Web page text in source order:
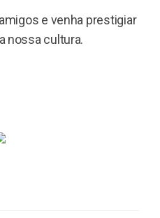
e venha prestigiar
nossa cultura.